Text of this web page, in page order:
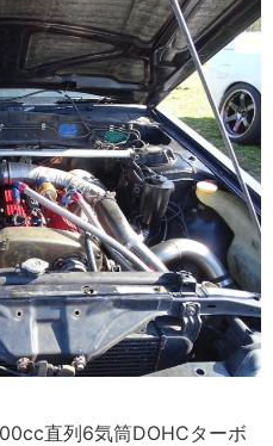
直列6気筒DOHCターボ